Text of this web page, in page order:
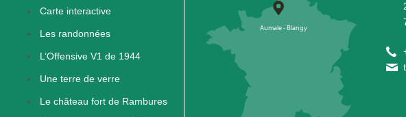
Carte interactive
Les randonnées
L’Offensive V1 de 1944
Une terre de verre
Le château fort de Rambures